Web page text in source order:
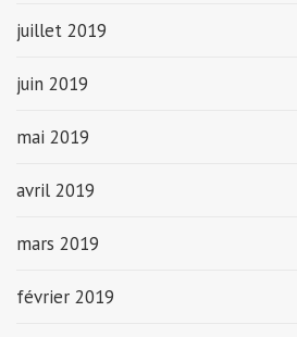
juillet 2019
juin 2019
mai 2019
avril 2019
mars 2019
février 2019